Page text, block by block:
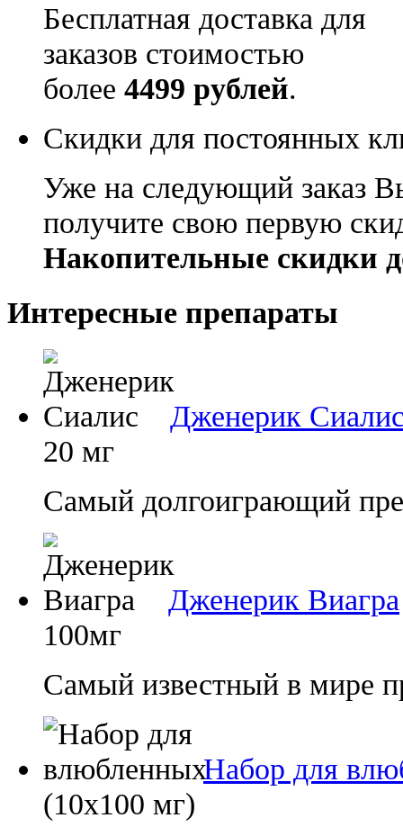
Бесплатная доставка для
заказов стоимостью
более 4499 рублей.
Скидки для постоянных
Уже на следующий заказ
получите свою первую
Накопительные скидки
Интересные препараты
Дженерик
20 мг
Самый долгоиграющий
Дженерик Виагра
100мг
Самый известный в мире
Набор для
(10х100 мг)